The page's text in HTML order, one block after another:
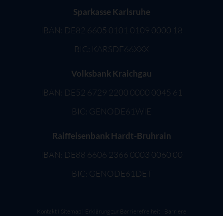
Sparkasse Karlsruhe
IBAN: DE82 6605 0101 0109 0000 18
BIC: KARSDE66XXX
Volksbank Kraichgau
IBAN: DE52 6729 2200 0000 0045 61
BIC: GENODE61WIE
Raiffeisenbank Hardt-Bruhrain
IBAN: DE88 6606 2366 0003 0060 00
BIC: GENODE61DET
Kontakt Sitemap Erklärung zur Barrierefreiheit Barriere